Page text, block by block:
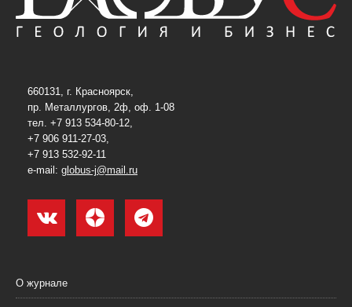
660131, г. Красноярск,
пр. Металлургов, 2ф, оф. 1-08
тел. +7 913 534-80-12,
+7 906 911-27-03,
+7 913 532-92-11
e-mail: globus-j@mail.ru
О журнале